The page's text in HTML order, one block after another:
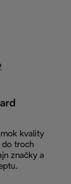
kvality
do troch
značky a